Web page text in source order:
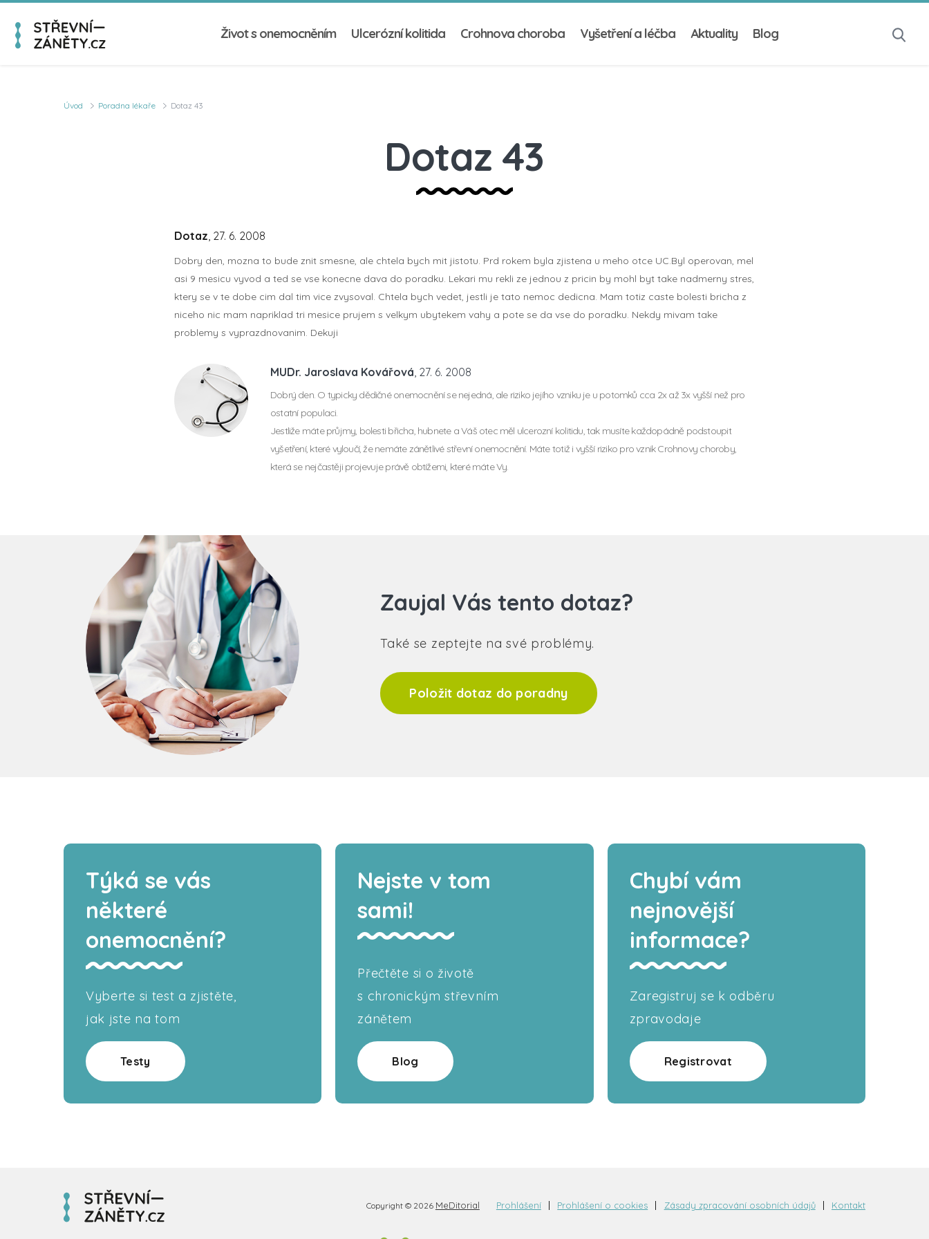
Život s onemocněním Ulcerózní kolitida Crohnova choroba Vyšetření a léčba Aktuality Blog
Úvod Poradna lékaře Dotaz 43
Dotaz 43
Dotaz, 27. 6. 2008
Dobry den, mozna to bude znit smesne, ale chtela bych mit jistotu. Prd rokem byla zjistena u meho otce UC.Byl operovan, mel
asi 9 mesicu vyvod a ted se vse konecne dava do poradku. Lekari mu rekli ze jednou z pricin by mohl byt take nadmerny stres,
ktery se v te dobe cim dal tim vice zvysoval. Chtela bych vedet, jestli je tato nemoc dedicna. Mam totiz caste bolesti bricha z
niceho nic mam napriklad tri mesice prujem s velkym ubytekem vahy a pote se da vse do poradku. Nekdy mivam take
problemy s vyprazdnovanim. Dekuji
MUDr. Jaroslava Kovářová , 27. 6. 2008
Dobrý den. O typicky dědičné onemocnění se nejedná, ale riziko jejího vzniku je u potomků cca 2x až 3x vyšší než pro
ostatní populaci.
Jestliže máte průjmy, bolesti břicha, hubnete a Váš otec měl ulcerozní kolitidu, tak musíte každopádně podstoupit
vyšetření, které vyloučí, že nemáte zánětlivé střevní onemocnění. Máte totiž i vyšší riziko pro vznik Crohnovy choroby,
která se nejčastěji projevuje právě obtížemi, které máte Vy.
Zaujal Vás tento dotaz?
Také se zeptejte na své problémy.
Položit dotaz do poradny
Týká se vás
některé
onemocnění?
Vyberte si test a zjistěte,
jak jste na tom
Testy
Nejste v tom
sami!
Přečtěte si o životě
s chronickým střevním
zánětem
Blog
Chybí vám
nejnovější
informace?
Zaregistruj se k odběru
zpravodaje
Registrovat
Copyright © 2026 MeDitorial Prohlášení Prohlášení o cookies Zásady zpracování osobních údajů Kontakt